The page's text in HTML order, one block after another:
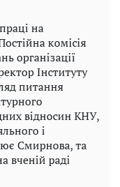
на
комісія
організації
Інституту
питання
відносин КНУ,
і
Смирнова, та
вченій раді